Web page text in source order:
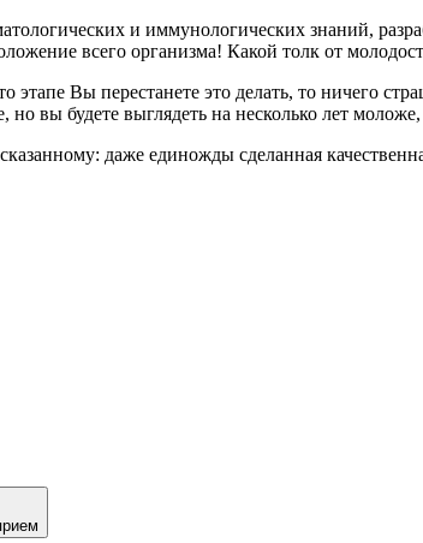
и иммунологических знаний,
всего организма! Какой толк от
этапе Вы перестанете это делать, то ничего
но вы будете выглядеть на несколько лет
даже единожды сделанная